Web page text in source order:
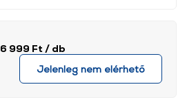
6 999 Ft / db
Jelenleg nem elérhető